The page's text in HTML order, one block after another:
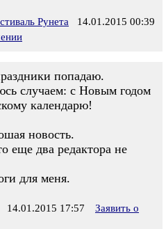
Рунета 14.01.2015 00:39
попадаю.
случаем: с Новым годом
календарю!
новость.
еще два редактора не
для меня.
14.01.2015 17:57
Заявить о